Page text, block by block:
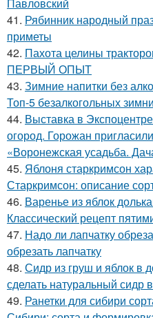
41. Рябинник народный
приметы
42. Пахота целины
ПЕРВЫЙ ОПЫТ
43. Зимние напитки без
Топ-5 безалкогольных
44. Выставка в
огород. Горожан
«Воронежская усадьба.
45. Яблоня старкримсон
Старкримсон: описание
46. Варенье из яблок
Классический рецепт
47. Надо ли лапчатку
обрезать лапчатку
48. Сидр из груш и яблок в
сделать натуральный сидр
49. Ранетки для сибири